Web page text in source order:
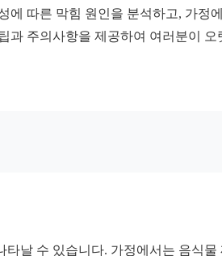
에 따른 막힘 원인을 분석하고, 가정
과 주의사항을 제공하여 여러분이 오
날 수 있습니다. 가정에서는 음식물